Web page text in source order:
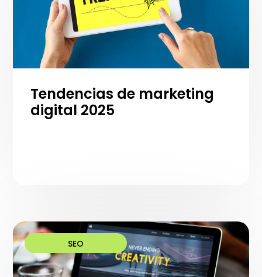
Tendencias de marketing
digital 2025
SEO